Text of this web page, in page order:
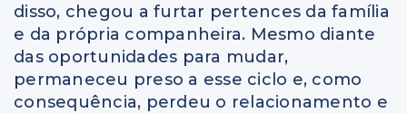
disso, chegou a furtar pertences da família
e da própria companheira. Mesmo diante
das oportunidades para mudar,
permaneceu preso a esse ciclo e, como
consequência, perdeu o relacionamento e